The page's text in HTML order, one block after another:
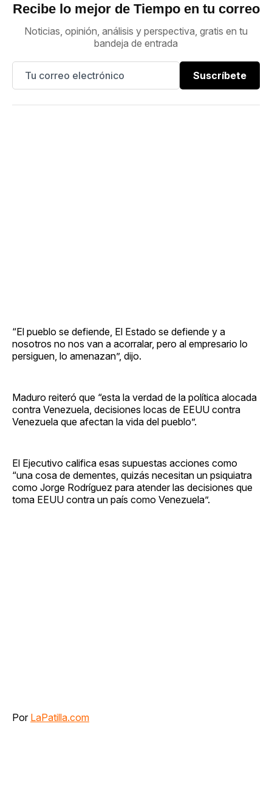
Recibe lo mejor de Tiempo en tu correo
Noticias, opinión, análisis y perspectiva, gratis en tu
bandeja de entrada
Suscríbete
“El pueblo se defiende, El Estado se defiende y a
nosotros no nos van a acorralar, pero al empresario lo
persiguen, lo amenazan”, dijo.
Maduro reiteró que “esta la verdad de la política alocada
contra Venezuela, decisiones locas de EEUU contra
Venezuela que afectan la vida del pueblo”.
El Ejecutivo califica esas supuestas acciones como
“una cosa de dementes, quizás necesitan un psiquiatra
como Jorge Rodríguez para atender las decisiones que
toma EEUU contra un país como Venezuela”.
Por LaPatilla.com